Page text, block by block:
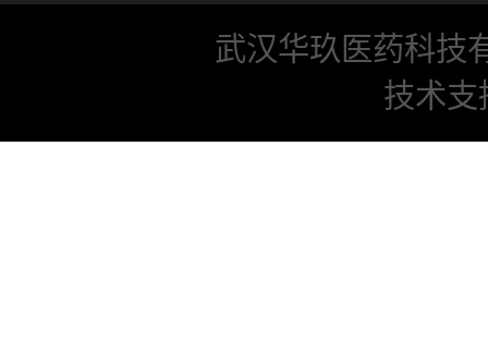
武汉华玖医药科技
技术